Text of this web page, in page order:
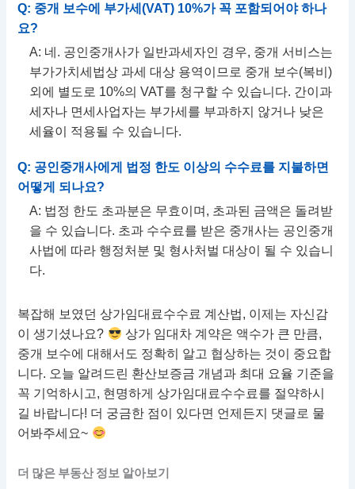
Q: 중개 보수에 부가세(VAT) 10%가 꼭 포함되어야 하나
요?
A: 네. 공인중개사가 일반과세자인 경우, 중개 서비스는
부가가치세법상 과세 대상 용역이므로 중개 보수(복비)
외에 별도로 10%의 VAT를 청구할 수 있습니다. 간이과
세자나 면세사업자는 부가세를 부과하지 않거나 낮은
세율이 적용될 수 있습니다.
Q: 공인중개사에게 법정 한도 이상의 수수료를 지불하면
어떻게 되나요?
A: 법정 한도 초과분은 무효이며, 초과된 금액은 돌려받
을 수 있습니다. 초과 수수료를 받은 중개사는 공인중개
사법에 따라 행정처분 및 형사처벌 대상이 될 수 있습니
다.
복잡해 보였던 상가임대료수수료 계산법, 이제는 자신감
이 생기셨나요?
상가 임대차 계약은 액수가 큰 만큼,
중개 보수에 대해서도 정확히 알고 협상하는 것이 중요합
니다. 오늘 알려드린 환산보증금 개념과 최대 요율 기준을
꼭 기억하시고, 현명하게 상가임대료수수료를 절약하시
길 바랍니다! 더 궁금한 점이 있다면 언제든지 댓글로 물
어봐주세요~
더 많은 부동산 정보 알아보기